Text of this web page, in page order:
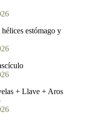
estómago y
+ Llave + Aros